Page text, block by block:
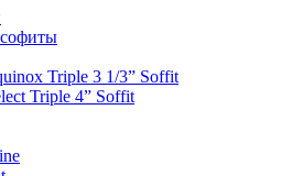
Triple 3 1/3” Soffit
Triple 4” Soffit